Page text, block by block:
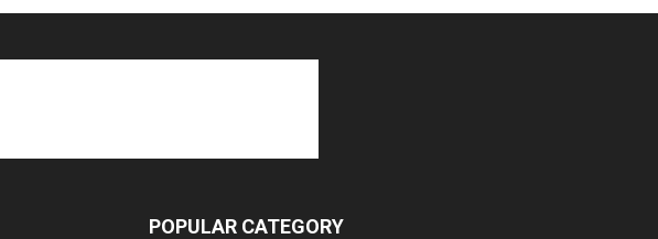
POPULAR CATEGORY